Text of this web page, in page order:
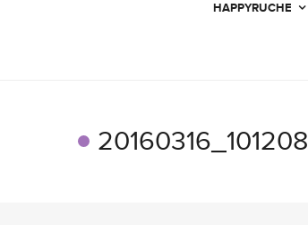
HAPPYRUCHE
20160316_101208